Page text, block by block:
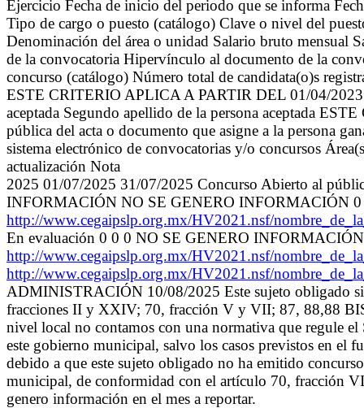
Ejercicio Fecha de inicio del periodo que se informa
Tipo de cargo o puesto (catálogo) Clave o nivel del
Denominación del área o unidad Salario bruto mensual
de la convocatoria Hipervínculo al documento de la
concurso (catálogo) Número total de candidata(o)s
ESTE CRITERIO APLICA A PARTIR DEL 01/04/2023
aceptada Segundo apellido de la persona aceptada
pública del acta o documento que asigne a la persona
sistema electrónico de convocatorias y/o concursos
actualización Nota
2025 01/07/2025 31/07/2025 Concurso Abierto al
INFORMACIÓN NO SE GENERO INFORMACIÓN 0
http://www.cegaipslp.org.mx/HV2021.nsf/
En evaluación 0 0 0 NO SE GENERO
http://www.cegaipslp.org.mx/HV2021.nsf/
http://www.cegaipslp.org.mx/HV2021.nsf/
ADMINISTRACIÓN 10/08/2025 Este sujeto obligado si
fracciones II y XXIV; 70, fracción V y VII; 87, 88,88
nivel local no contamos con una normativa que regule
este gobierno municipal, salvo los casos previstos en el
debido a que este sujeto obligado no ha emitido
municipal, de conformidad con el artículo 70, fracción
genero información en el mes a reportar.